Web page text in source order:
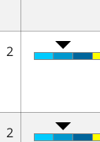
2
2